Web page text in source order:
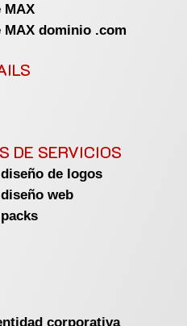
MAX
MAX dominio .com
DE SERVICIOS
de logos
web
corporativa